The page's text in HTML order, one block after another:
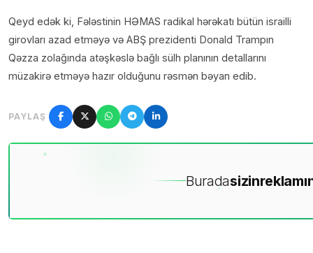
Qeyd edək ki, Fələstinin HƏMAS radikal hərəkatı bütün israilli
girovları azad etməyə və ABŞ prezidenti Donald Trampın
Qəzza zolağında atəşkəslə bağlı sülh planının detallarını
müzakirə etməyə hazır olduğunu rəsmən bəyan edib.
PAYLAŞ
Buradasizin